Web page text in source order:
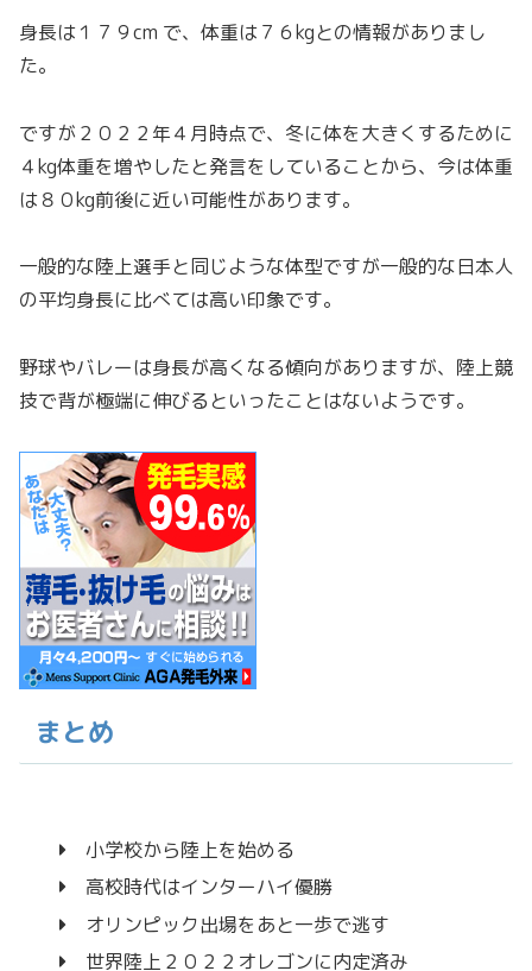
身長は１７９cm で、体重は７６kgとの情報がありまし
た。
ですが２０２２年４月時点で、冬に体を大きくするために
４kg体重を増やしたと発言をしていることから、今は体重
は８０kg前後に近い可能性があります。
一般的な陸上選手と同じような体型ですが一般的な日本人
の平均身長に比べては高い印象です。
野球やバレーは身長が高くなる傾向がありますが、陸上競
技で背が極端に伸びるといったことはないようです。
まとめ
小学校から陸上を始める
高校時代はインターハイ優勝
オリンピック出場をあと一歩で逃す
世界陸上２０２２オレゴンに内定済み